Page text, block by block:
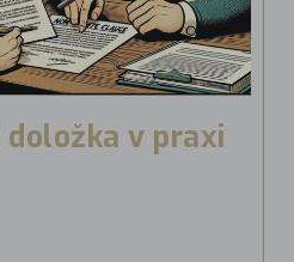
doložka v praxi